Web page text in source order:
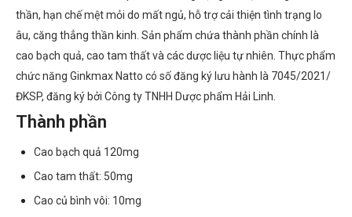
thần, hạn chế mệt mỏi do mất ngủ, hỗ trợ cải thiện tình trạng lo
âu, căng thẳng thần kinh. Sản phẩm chứa thành phần chính là
cao bạch quả, cao tam thất và các dược liệu tự nhiên. Thực phẩm
chức năng Ginkmax Natto có số đăng ký lưu hành là 7045/2021/
ĐKSP, đăng ký bởi Công ty TNHH Dược phẩm Hải Linh.
Thành phần
Cao bạch quả 120mg
Cao tam thất: 50mg
Cao củ bình vôi: 10mg